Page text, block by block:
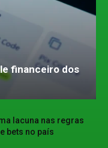
financeiro dos
lacuna nas regras
bets no país